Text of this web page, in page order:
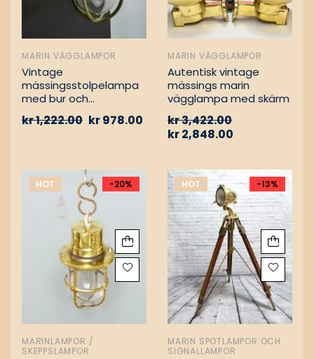
MARIN VÄGGLAMPOR
Vintage
mässingsstolpelampa
med bur och
Nautisk
kr1,222.00 kr978.00
MARIN VÄGGLAMPOR
Autentisk vintage
mässings marin
vägglampa med skärm
kr3,422.00
kr2,848.00
HOT -20%
MARINLAMPOR /
SKEPPSLAMPOR
HOT -13%
MARIN SPOTLAMPOR OCH
SIGNALLAMPOR